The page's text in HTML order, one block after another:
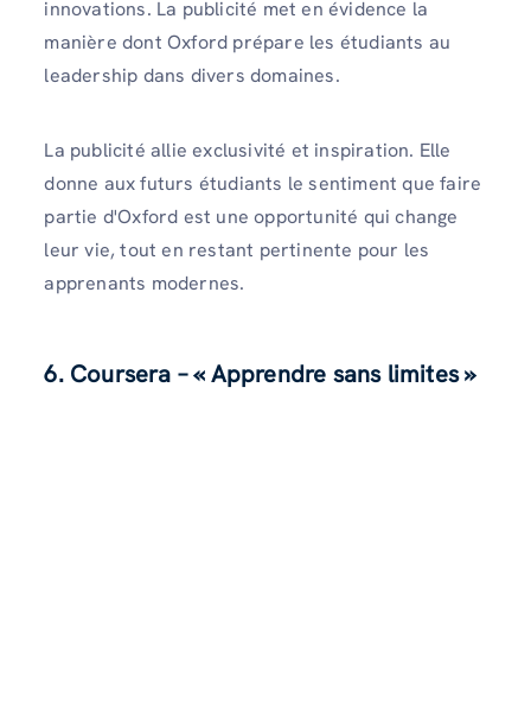
innovations. La publicité met en évidence la
manière dont Oxford prépare les étudiants au
leadership dans divers domaines.
La publicité allie exclusivité et inspiration. Elle
donne aux futurs étudiants le sentiment que faire
partie d'Oxford est une opportunité qui change
leur vie, tout en restant pertinente pour les
apprenants modernes.
6. Coursera – « Apprendre sans limites »